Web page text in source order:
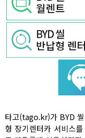
타고(tago.kr)가 BYD
형 장기렌터카 서비스